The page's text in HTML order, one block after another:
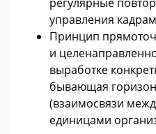
управления
Принцип
и
выработке
бывающая
(взаимосвязи
единицами